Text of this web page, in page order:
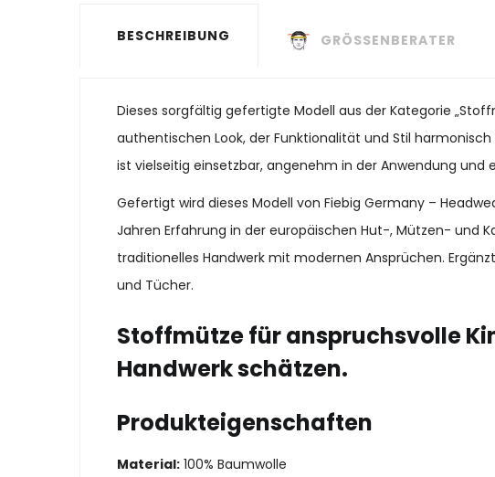
BESCHREIBUNG GRÖSSENBERATER
Dieses sorgfältig gefertigte Modell aus der Kategorie
authentischen Look, der Funktionalität und Stil
ist vielseitig einsetzbar, angenehm in der Anwendung und
Gefertigt wird dieses Modell von Fiebig Germany –
Jahren Erfahrung in der europäischen Hut-, Mützen- und
traditionelles Handwerk mit modernen Ansprüchen.
und Tücher.
Stoffmütze für anspruchsvolle
Handwerk schätzen.
Produkteigenschaften
Material: 100% Baumwolle